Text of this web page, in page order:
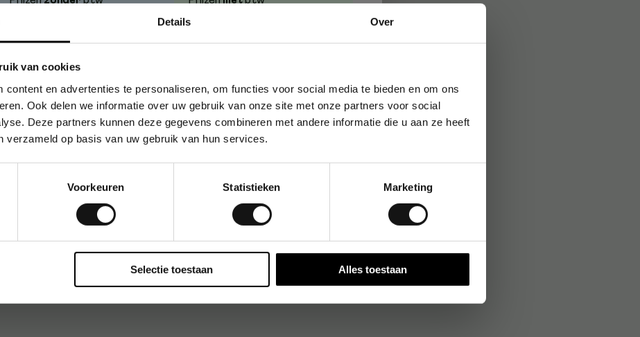
Details Over
van cookies
content en advertenties te personaliseren, om functies voor social media te bieden en om ons
Ook delen we informatie over uw gebruik van onze site met onze partners voor social
Deze partners kunnen deze gegevens combineren met andere informatie die u aan ze heeft
verzameld op basis van uw gebruik van hun services.
Voorkeuren Statistieken Marketing
Selectie toestaan Alles toestaan